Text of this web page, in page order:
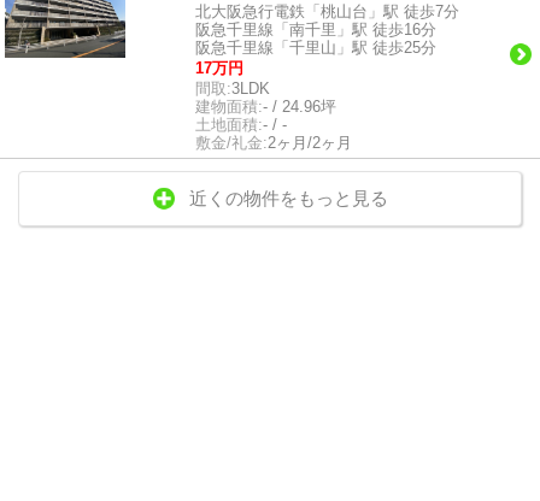
北大阪急行電鉄「桃山台」駅 徒歩7分
阪急千里線「南千里」駅 徒歩16分
阪急千里線「千里山」駅 徒歩25分
17万円
間取:3LDK
建物面積:- / 24.96坪
土地面積:- / -
敷金/礼金:2ヶ月/2ヶ月
近くの物件をもっと見る